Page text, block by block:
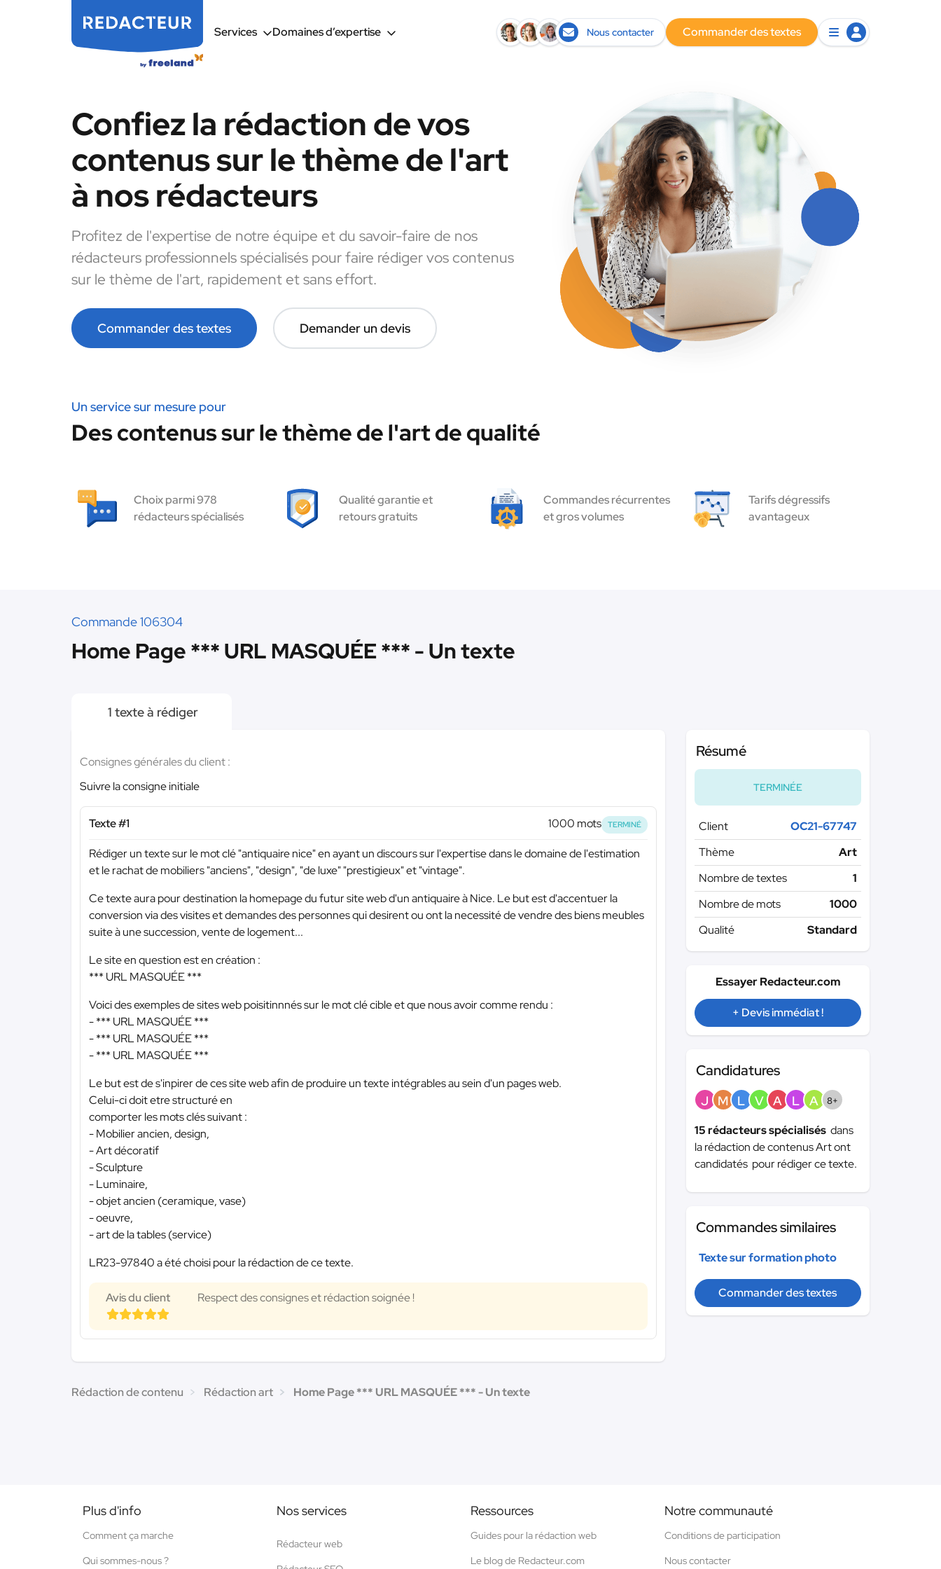
Services Domaines d’expertise Nous contacter Commander des textes
Confiez la rédaction de vos
contenus sur le thème de l'art
à nos rédacteurs
Profitez de l'expertise de notre équipe et du savoir-faire de nos
rédacteurs professionnels spécialisés pour faire rédiger vos contenus
sur le thème de l'art, rapidement et sans effort.
Commander des textes Demander un devis
Un service sur mesure pour
Des contenus sur le thème de l'art de qualité
Choix parmi 978
rédacteurs spécialisés
Qualité garantie et
retours gratuits
Commandes récurrentes
et gros volumes
Tarifs dégressifs
avantageux
Commande 106304
Home Page *** URL MASQUÉE *** - Un texte
1 texte à rédiger
Consignes générales du client :
Suivre la consigne initiale
Texte #1 1000 mots TERMINÉ
Rédiger un texte sur le mot clé "antiquaire nice" en ayant un discours sur l'expertise dans le domaine de l'estimation
et le rachat de mobiliers "anciens", "design", "de luxe" "prestigieux" et "vintage".
Ce texte aura pour destination la homepage du futur site web d'un antiquaire à Nice. Le but est d'accentuer la
conversion via des visites et demandes des personnes qui desirent ou ont la necessité de vendre des biens meubles
suite à une succession, vente de logement...
Le site en question est en création :
*** URL MASQUÉE ***
Voici des exemples de sites web poisitinnnés sur le mot clé cible et que nous avoir comme rendu :
-*** URL MASQUÉE ***
-*** URL MASQUÉE ***
-*** URL MASQUÉE ***
Le but est de s'inpirer de ces site web afin de produire un texte intégrables au sein d'un pages web.
Celui-ci doit etre structuré en
comporter les mots clés suivant :
- Mobilier ancien, design,
- Art décoratif
- Sculpture
- Luminaire,
- objet ancien (ceramique, vase)
- oeuvre,
- art de la tables (service)
LR23-97840 a été choisi pour la rédaction de ce texte.
Avis du client Respect des consignes et rédaction soignée !
Résumé
TERMINÉE
Client
OC21-67747
Thème
Art
Nombre de textes
1
Nombre de mots
1000
Qualité
Standard
Essayer Redacteur.com
+ Devis immédiat !
Candidatures
J M L V A L A 8+
15 rédacteurs spécialisés dans
la rédaction de contenus Art ont
candidatés pour rédiger ce texte.
Commandes similaires
Texte sur formation photo
Commander des textes
Rédaction de contenu Rédaction art Home Page *** URL MASQUÉE *** - Un texte
Plus d'info
Comment ça marche
Qui sommes-nous ?
Nos services
Rédacteur web
Ressources
Guides pour la rédaction web
Le blog de Redacteur.com
Notre communauté
Conditions de participation
Nous contacter